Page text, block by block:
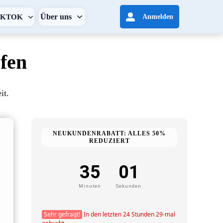
Über uns Anmelden
NEUKUNDENRABATT: ALLES 50%
REDUZIERT
35
Minuten
01
Sekunden
Sehr gefragt! In den letzten 24 Stunden 29-mal